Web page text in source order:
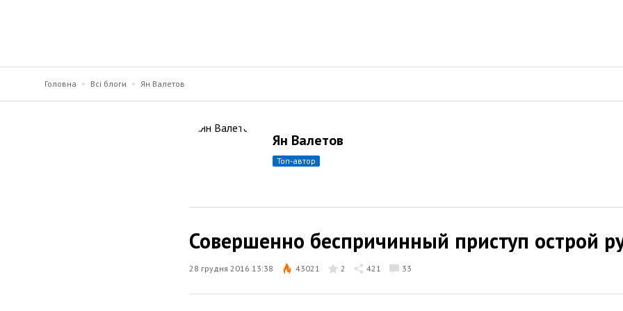
Головна Всі блоги Ян Валетов
Ян Валетов
топ-автор
Совершенно беспричинный приступ острой
28 грудня 2016 13:38 43021 2 421 33